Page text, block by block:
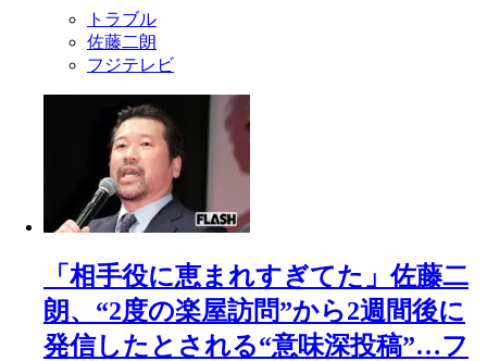
トラブル
佐藤二朗
フジテレビ
「相手役に恵まれすぎてた」佐藤二
朗、“2度の楽屋訪問”から2週間後に
発信したとされる“意味深投稿”…フ